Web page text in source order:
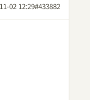
02 12:29#433882